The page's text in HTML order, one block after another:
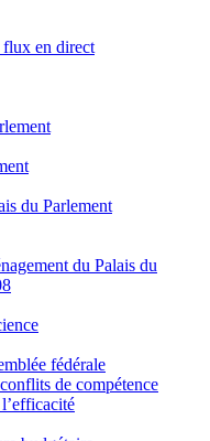
en direct
du Parlement
du Palais du
fédérale
de compétence